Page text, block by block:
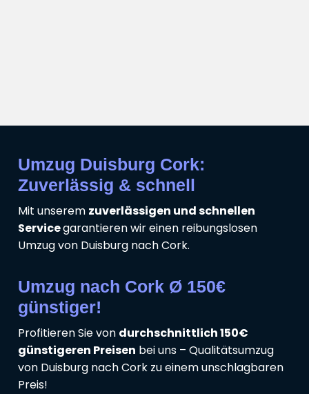
Umzug Duisburg Cork:
Zuverlässig & schnell
Mit unserem zuverlässigen und schnellen
Servicegarantieren wir einen reibungslosen
Umzug von Duisburg nach Cork.
Umzug nach Cork Ø 150€
günstiger!
Profitieren Sie von durchschnittlich 150€
günstigeren Preisen bei uns – Qualitätsumzug
von Duisburg nach Cork zu einem unschlagbaren
Preis!